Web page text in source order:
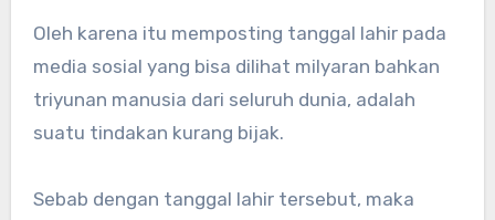
Oleh karena itu memposting tanggal lahir pada
media sosial yang bisa dilihat milyaran bahkan
triyunan manusia dari seluruh dunia, adalah
suatu tindakan kurang bijak.
Sebab dengan tanggal lahir tersebut, maka